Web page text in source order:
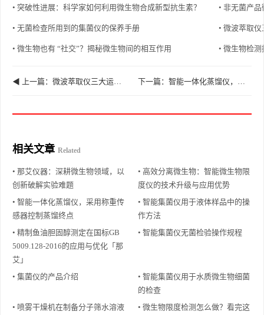
• 突破性进展：科学家如何利用微生物合成新型抗生素？ • 非无菌产
• 无菌检查所用到的集菌仪的保养手册 • 微波萃取
• 微生物也有 “社交”？揭秘微生物间的相互作用 • 微生物检
相关文章 Related
• 那艾仪器：深耕微生物领域，以
创新破解实验难题
• 高效分离微生物：智能微生物限
度仪的技术升级与应用优势
• 智能一体化蒸馏仪，采用称重传
感器控制蒸馏终点
• 智能集菌仪用于液体样品中的操
作方法
• 精制鱼油胆固醇测定在国标GB
5009.128-2016的应用与优化「那
艾」
• 智能集菌仪无菌检验操作规程
• 集菌仪的产品介绍
• 智能集菌仪用于水质微生物细菌
的检查
• 喷雾干燥机在制备分子筛水溶液
• 微生物限度检测怎么做？看完这